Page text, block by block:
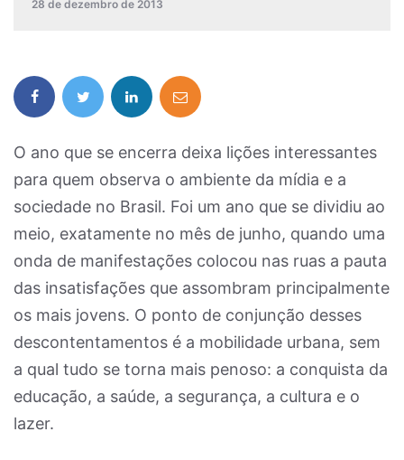
28 de dezembro de 2013
O ano que se encerra deixa lições interessantes
para quem observa o ambiente da mídia e a
sociedade no Brasil. Foi um ano que se dividiu ao
meio, exatamente no mês de junho, quando uma
onda de manifestações colocou nas ruas a pauta
das insatisfações que assombram principalmente
os mais jovens. O ponto de conjunção desses
descontentamentos é a mobilidade urbana, sem
a qual tudo se torna mais penoso: a conquista da
educação, a saúde, a segurança, a cultura e o
lazer.